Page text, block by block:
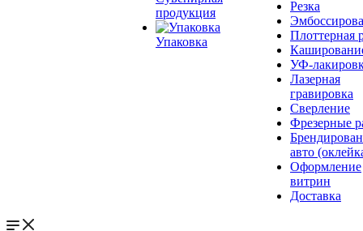
продукция
Упаковка
Резка
Плоттерная
УФ-
Лазерная
гравировка
Сверление
Фрезерные
авто
Оформление
витрин
Доставка